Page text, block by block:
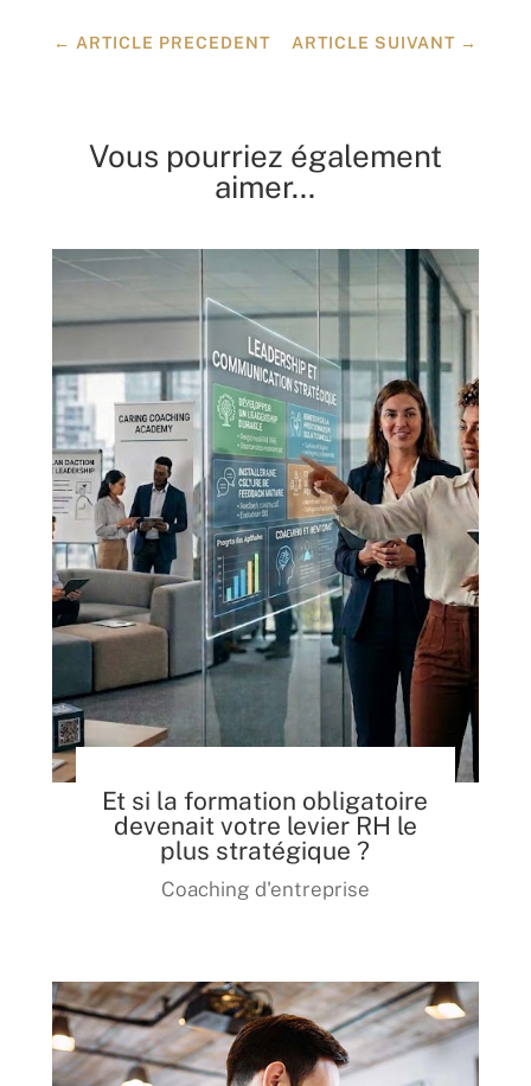
← ARTICLE PRECEDENT ARTICLE SUIVANT →
Vous pourriez également
aimer…
Et si la formation obligatoire
devenait votre levier RH le
plus stratégique ?
Coaching d'entreprise